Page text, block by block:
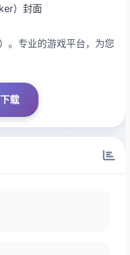
。专业的游戏平台，为您
载